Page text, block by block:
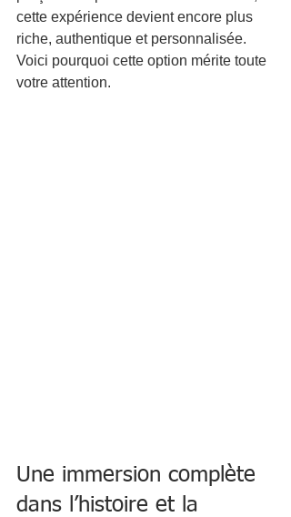
cette expérience devient encore plus
riche, authentique et personnalisée.
Voici pourquoi cette option mérite toute
votre attention.
Une immersion complète
dans l’histoire et la